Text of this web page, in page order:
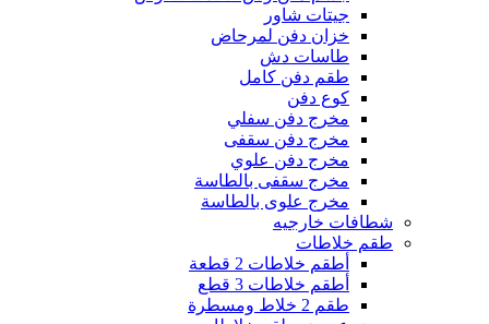
جيتات شاور
خزان دفن لمرحاض
طاسات دش
طقم دفن كامل
كوع دفن
مخرج دفن سفلي
مخرج دفن سقفى
مخرج دفن علوي
مخرج سقفى بالطاسة
مخرج علوى بالطاسة
شطافات خارجيه
طقم خلاطات
أطقم خلاطات 2 قطعة
أطقم خلاطات 3 قطع
طقم 2 خلاط ومسطرة